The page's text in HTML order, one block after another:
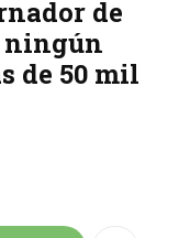
de
ningún
de 50 mil